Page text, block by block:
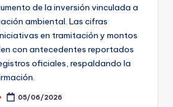
de la inversión vinculada a
ambiental. Las cifras
en tramitación y montos
con antecedentes reportados
oficiales, respaldando la
05/06/2026